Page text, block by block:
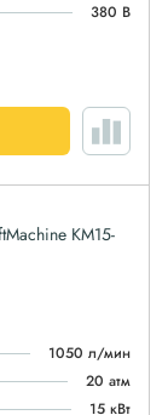
380 В
KM15-
1050 л/мин
20 атм
15 кВт